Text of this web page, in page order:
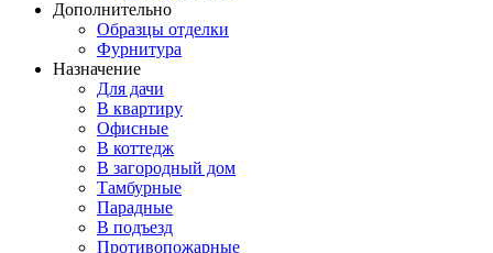
Дополнительно
Образцы отделки
Фурнитура
Назначение
Для дачи
В квартиру
Офисные
В коттедж
В загородный дом
Тамбурные
Парадные
В подъезд
Противопожарные